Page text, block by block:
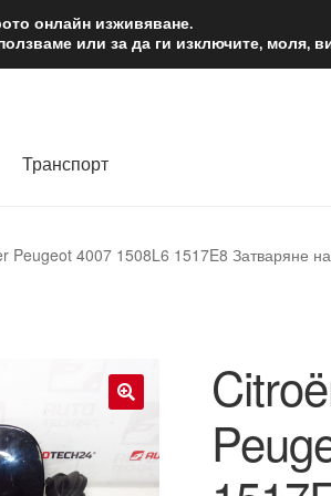
Транспорт
Peugeot 4007 1508L6 1517E8 Затваряне
онлайн изживяване.
или за да ги изключите, моля,